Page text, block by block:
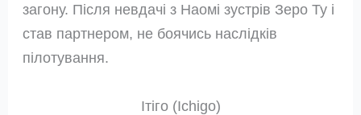
загону. Після невдачі з Наомі зустрів Зеро Ту і
став партнером, не боячись наслідків
пілотування.
Ітіго (Ichigo)